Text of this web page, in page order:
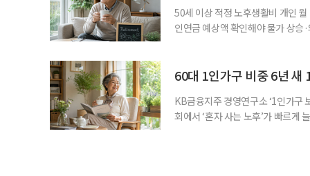
50세 이상 적정 노후생활비 개인
인연금 예상액 확인해야 물가 상승
준비의 출발점이라는 조언이 나온
60대 1인가구 비중 6년
KB금융지주 경영연구소 ‘1인가구
회에서 ‘혼자 사는 노후’가 빠르게